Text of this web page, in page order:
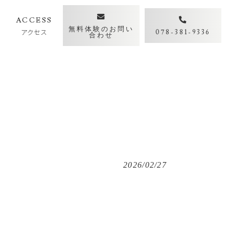
ACCESS
アクセス
無料体験のお問い
合わせ 078-381-9336
2026/02/27